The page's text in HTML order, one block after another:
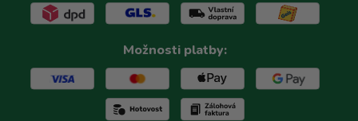
Možnosti platby: